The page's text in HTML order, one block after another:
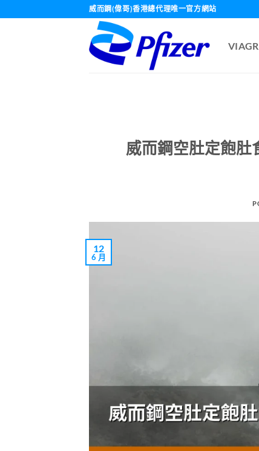
威而鋼(偉哥)香港總代理唯一官方網站
威而鋼空肚定飽肚
12
6 月